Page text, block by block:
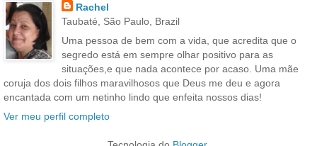
Rachel
Taubaté, São Paulo, Brazil
Uma pessoa de bem com a vida, que acredita que o
segredo está em sempre olhar positivo para as
situações,e que nada acontece por acaso. Uma mãe
coruja dos dois filhos maravilhosos que Deus me deu e agora
encantada com um netinho lindo que enfeita nossos dias!
Ver meu perfil completo